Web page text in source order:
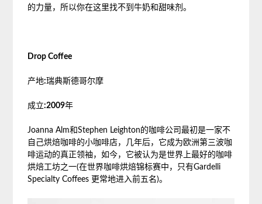
的力量，所以你在这里找不到牛奶和甜味剂。
Drop Coffee
产地:瑞典斯德哥尔摩
成立:2009年
Joanna Alm和Stephen Leighton的咖啡公司最初是一家不
自己烘焙咖啡的小咖啡店，几年后，它成为欧洲第三波咖
啡运动的真正领袖，如今，它被认为是世界上最好的咖啡
烘焙工坊之一(在世界咖啡烘焙锦标赛中，只有Gardelli
Specialty Coffees 更常地进入前五名)。